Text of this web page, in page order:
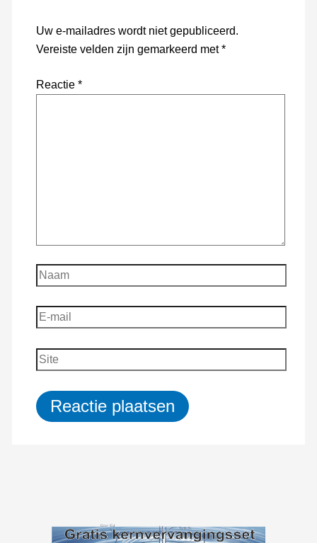
Uw e-mailadres wordt niet gepubliceerd.
Vereiste velden zijn gemarkeerd met*
Reactie *
Naam
E-
Site